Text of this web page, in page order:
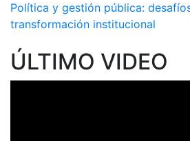
Política y gestión pública:
transformación institucional
ÚLTIMO VIDEO